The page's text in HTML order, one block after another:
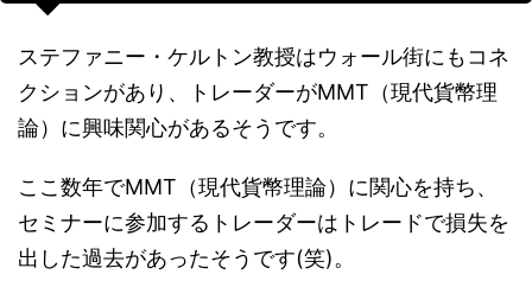
ステファニー・ケルトン教授はウォール街にもコネ
クションがあり、トレーダーがMMT（現代貨幣理
論）に興味関心があるそうです。
ここ数年でMMT（現代貨幣理論）に関心を持ち、
セミナーに参加するトレーダーはトレードで損失を
出した過去があったそうです(笑)。